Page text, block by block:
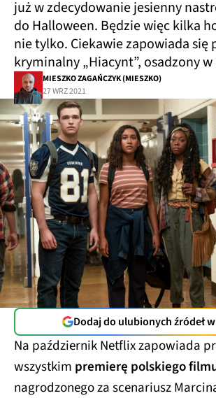
już w zdecydowanie jesienny
do Halloween. Będzie więc kilka
nie tylko. Ciekawie zapowiada się
kryminalny „Hiacynt”, osadzony w
MIESZKO ZAGAŃCZYK (MIESZKO)
27 WRZ 2021
Dodaj do ulubionych źródeł
Na październik Netflix zapowiada
wszystkim premierę polskiego
nagrodzonego za scenariusz